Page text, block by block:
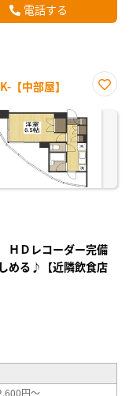
電話する
【中部屋】
に入
ＨＤレコーダー完備
める♪【近隣飲食店
円～